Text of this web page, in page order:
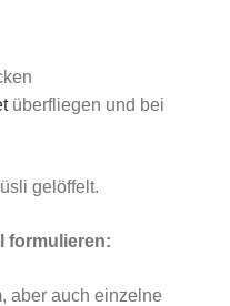
überfliegen und bei
gelöffelt.
formulieren:
aber auch einzelne